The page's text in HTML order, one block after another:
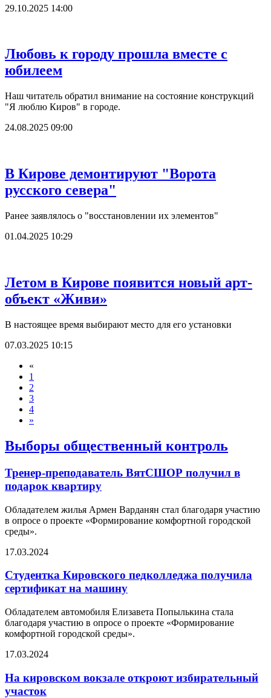
29.10.2025 14:00
Любовь к городу прошла вместе с
юбилеем
Наш читатель обратил внимание на состояние конструкций
"Я люблю Киров" в городе.
24.08.2025 09:00
В Кирове демонтируют "Ворота
русского севера"
Ранее заявлялось о "восстановлении их элементов"
01.04.2025 10:29
Летом в Кирове появится новый арт-
объект «Живи»
В настоящее время выбирают место для его установки
07.03.2025 10:15
«
1
2
3
4
»
Выборы общественный контроль
Тренер-преподаватель ВятСШОР получил в
подарок квартиру
Обладателем жилья Армен Варданян стал благодаря участию
в опросе о проекте «Формирование комфортной городской
среды».
17.03.2024
Студентка Кировского педколледжа получила
сертификат на машину
Обладателем автомобиля Елизавета Попылькина стала
благодаря участию в опросе о проекте «Формирование
комфортной городской среды».
17.03.2024
На кировском вокзале откроют избирательный
участок